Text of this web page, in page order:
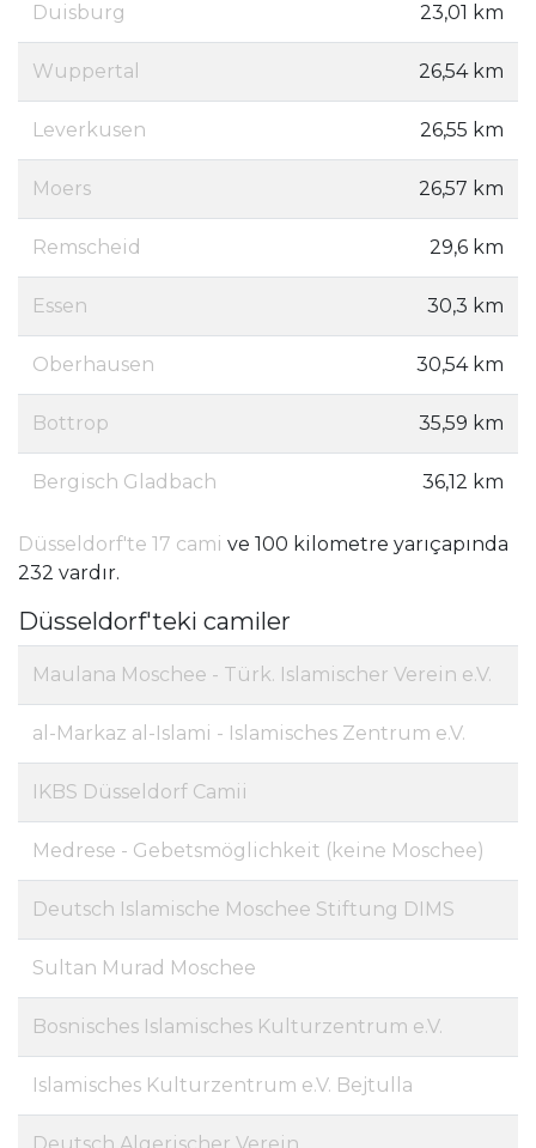
Duisburg 23,01 km
Wuppertal 26,54 km
Leverkusen 26,55 km
Moers 26,57 km
Remscheid 29,6 km
Essen 30,3 km
Oberhausen 30,54 km
Bottrop 35,59 km
Bergisch Gladbach 36,12 km
Düsseldorf'te 17 cami ve 100 kilometre yarıçapında
232 vardır.
Düsseldorf'teki camiler
Maulana Moschee - Türk. Islamischer Verein e.V.
al-Markaz al-Islami - Islamisches Zentrum e.V.
IKBS Düsseldorf Camii
Medrese - Gebetsmöglichkeit (keine Moschee)
Deutsch Islamische Moschee Stiftung DIMS
Sultan Murad Moschee
Bosnisches Islamisches Kulturzentrum e.V.
Islamisches Kulturzentrum e.V. Bejtulla